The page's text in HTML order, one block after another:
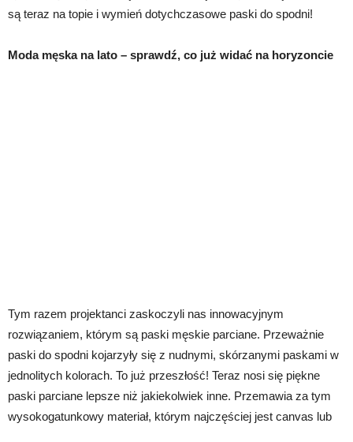
są teraz na topie i wymień dotychczasowe paski do spodni!
Moda męska na lato – sprawdź, co już widać na horyzoncie
Tym razem projektanci zaskoczyli nas innowacyjnym
rozwiązaniem, którym są paski męskie parciane. Przeważnie
paski do spodni kojarzyły się z nudnymi, skórzanymi paskami w
jednolitych kolorach. To już przeszłość! Teraz nosi się piękne
paski parciane lepsze niż jakiekolwiek inne. Przemawia za tym
wysokogatunkowy materiał, którym najczęściej jest canvas lub